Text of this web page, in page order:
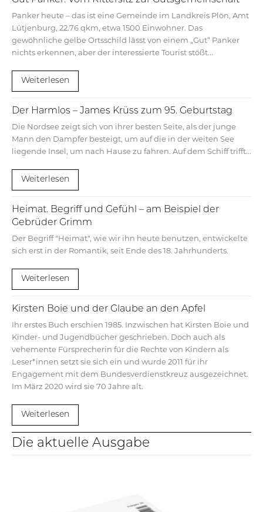
Panker heute – das ist eine Gemeinde im Landkreis Plön, Amt
Lütjenburg, 22.76 qkm, etwa 1500 Einwohner. Das
gewöhnliche gelbe Ortsschild lässt von einem „Gut“ Panker
nichts erkennen, aber der interessierte Tourist stößt...
Weiterlesen
Der Harmlos – James Krüss zum 95. Geburtstag
Die Nordsee zeigt sich von ihrer besten Seite, als der junge
Mann den Dampfer besteigt, um auf die in der weiten See
liegende Insel, um nach Hause zu fahren. Auf dem Schiff trifft...
Weiterlesen
Heimat. Begriff und Gefühl – am Beispiel der
Gebrüder Grimm
Der Begriff "Heimat", wie wir ihn heute benutzen, entwickelte
sich erst in der Romantik, seit Ende des 18. Jahrhunderts.
Weiterlesen
Kirsten Boie und der Glaube an den Apfel
Ihr erstes Buch erschien 1985. Inzwischen hat Kirsten Boie und
Kinder- und Jugendbücher geschrieben. Doch auch als
vehemente Fürsprecherin für die Rechte von Kindern als
Leser*innen setzt sie sich ein und wurde 2011 für ihr
Engagement mit dem Bundesverdienstkreuz ausgezeichnet.
Im März 2020 wird sie 70 Jahre alt.
Weiterlesen
Die aktuelle Ausgabe